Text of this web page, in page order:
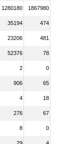
1280180 1867980
35194 474
23206 481
52376 78
2 0
906 65
4 18
276 67
8 0
29 4